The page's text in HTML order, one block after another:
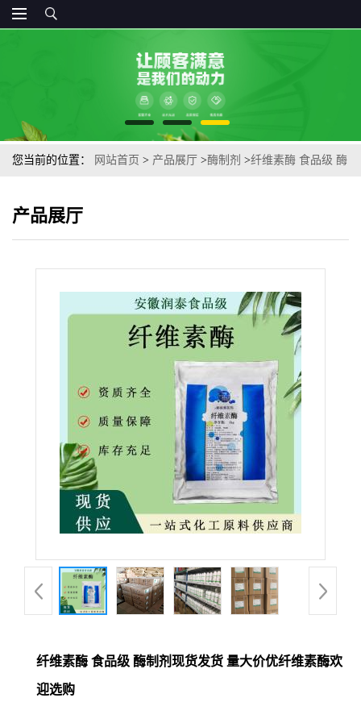
您当前的位置： 网站首页 > 产品展厅 >酶制剂 >纤维素酶 食品级 酶
产品展厅
纤维素酶 食品级 酶制剂现货发货 量大价优纤维素酶欢
迎选购